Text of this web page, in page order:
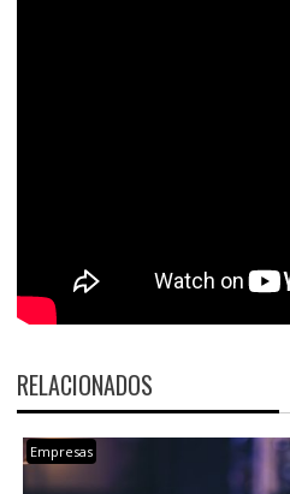
RELACIONADOS
Empresas